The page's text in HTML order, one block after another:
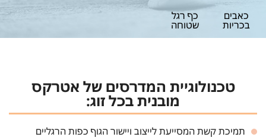
כאבים
בכריות
כף רגל
שטוחה
טכנולוגיית המדרסים של אטרקס
מובנית בכל זוג:
תמיכת קשת המסייעת לייצוב ויישור הגוף כפות הרגליים